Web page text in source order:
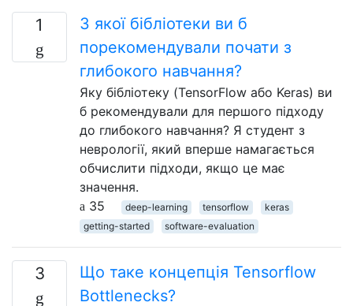
1
З якої бібліотеки ви б
порекомендували почати з
глибокого навчання?
Яку бібліотеку (TensorFlow або Keras) ви
б рекомендували для першого підходу
до глибокого навчання? Я студент з
неврології, який вперше намагається
обчислити підходи, якщо це має
значення.
35
deep-learning tensorflow
keras
getting-started
software-evaluation
3
Що таке концепція Tensorflow
Bottlenecks?